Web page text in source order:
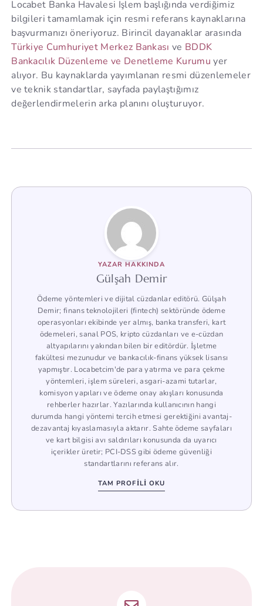
Locabet Banka Havalesi Işlem başlığında verdiğimiz
bilgileri tamamlamak için resmi referans kaynaklarına
başvurmanızı öneriyoruz. Birincil dayanaklar arasında
Türkiye Cumhuriyet Merkez Bankası ve BDDK
Bankacılık Düzenleme ve Denetleme Kurumu yer
alıyor. Bu kaynaklarda yayımlanan resmi düzenlemeler
ve teknik standartlar, sayfada paylaştığımız
değerlendirmelerin arka planını oluşturuyor.
YAZAR HAKKINDA
Gülşah Demir
Ödeme yöntemleri ve dijital cüzdanlar editörü. Gülşah
Demir; finans teknolojileri (fintech) sektöründe ödeme
operasyonları ekibinde yer almış, banka transferi, kart
ödemeleri, sanal POS, kripto cüzdanları ve e-cüzdan
altyapılarını yakından bilen bir editördür. İşletme
fakültesi mezunudur ve bankacılık-finans yüksek lisansı
yapmıştır. Locabetcim'de para yatırma ve para çekme
yöntemleri, işlem süreleri, asgari-azami tutarlar,
komisyon yapıları ve ödeme onay akışları konusunda
rehberler hazırlar. Yazılarında kullanıcının hangi
durumda hangi yöntemi tercih etmesi gerektiğini avantaj-
dezavantaj kıyaslamasıyla aktarır. Sahte ödeme sayfaları
ve kart bilgisi avı saldırıları konusunda da uyarıcı
içerikler üretir; PCI-DSS gibi ödeme güvenliği
standartlarını referans alır.
TAM PROFILI OKU